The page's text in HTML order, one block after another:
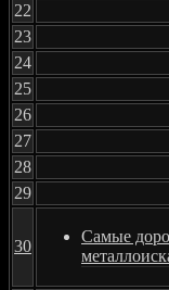
22
23
24
25
26
27
28
29
30
Самые